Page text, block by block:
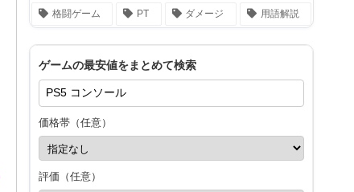
格闘ゲーム PT ダメージ 用語解説
ゲームの最安値をまとめて検索
価格帯（任意）
評価（任意）